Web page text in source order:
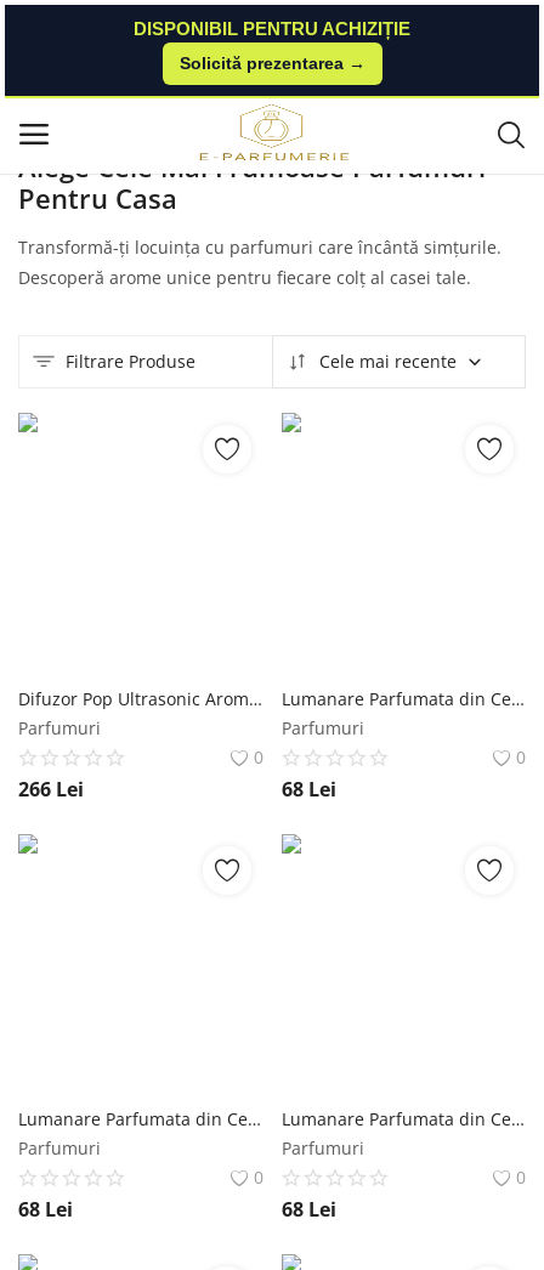
DISPONIBIL PENTRU ACHIZIȚIE
Solicită prezentarea →
Meniu principal
Categorii
Acasă
Blog
Parfumuri Pentru Casa
Alege Cele Mai Frumoase Parfumuri
Pentru Casa
Transformă-ți locuința cu parfumuri care încântă simțurile.
Descoperă arome unice pentru fiecare colț al casei tale.
Filtrare Produse Cele mai recente
Difuzor Pop Ultrasonic Aromoterapie - Pranarom, 1 buc Pranarom
Parfumuri
0
266 Lei
Lumanare Parfumata din Ceara de Soia cu Piele, Coniac, Tutun si Vanilie - Hiremo Soy Blend Candle Cuba Scented, 250 ml Eolia Cosmetics
Parfumuri
0
68 Lei
Lumanare Parfumata din Ceara de Soia cu Iris, Neroli, Mastic si Vetiver - Hiremo Soy Blend Candle Goddess Powder, 250 ml Eolia Cosmetics
Parfumuri
0
68 Lei
Lumanare Parfumata din Ceara de Soia cu Mir si Tamaie - Hiremo Soy Blend Candle Ftou Ftou, 250 ml Eolia Cosmetics
Parfumuri
0
68 Lei